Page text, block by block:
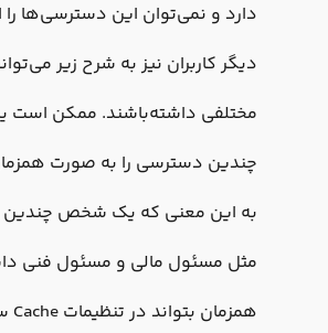
دارد و نمی‌توان این دسترسی‌ها را
دیگر کاربران نیز به شرح زیر
مختلفی داشته‌باشند. ممکن است
چندین دسترسی را به صورت
به این معنی که یک شخص
مثل مسئول مالی و مسئول فنی